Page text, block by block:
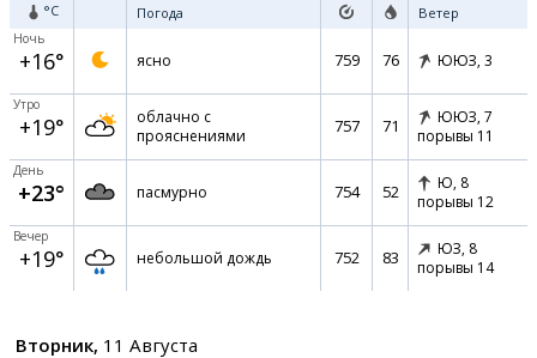
°C Погода Ветер
Ночь
+16° ясно 759 76 ЮЮЗ, 3
Утро
+19°
облачно с
прояснениями
757 71 ЮЮЗ, 7
порывы 11
День
+23° пасмурно 754 52 Ю, 8
порывы 12
Вечер
+19° небольшой дождь 752 83 ЮЗ, 8
порывы 14
Вторник, 11 Августа